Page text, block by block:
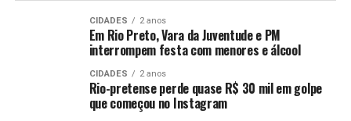
CIDADES 2 anos
Em Rio Preto, Vara da Juventude e PM
interrompem festa com menores e álcool
CIDADES 2 anos
Rio-pretense perde quase R$ 30 mil em golpe
que começou no Instagram